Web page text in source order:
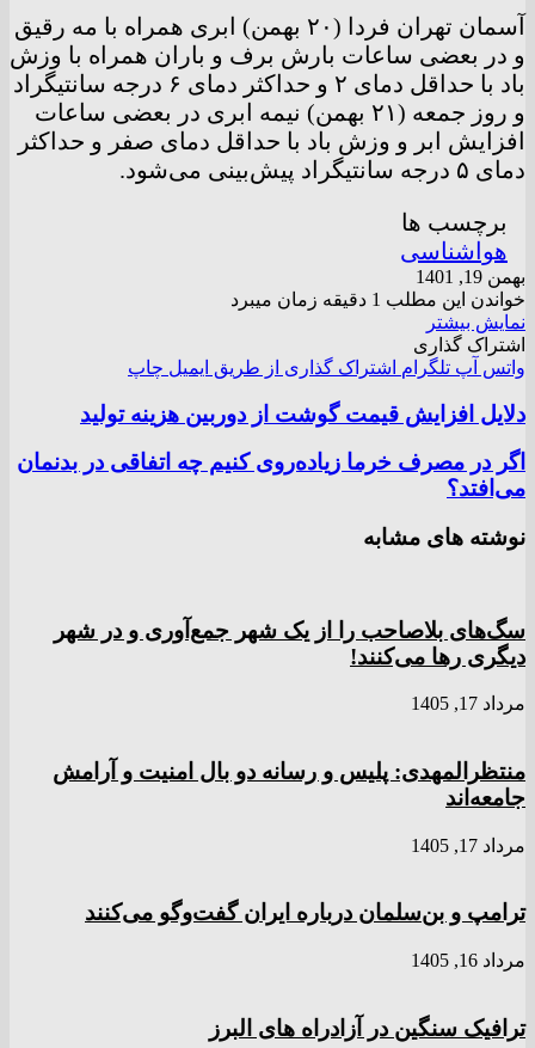
آسمان تهران فردا (۲۰ بهمن) ابری همراه با مه رقیق
و در بعضی ساعات بارش برف و باران همراه با وزش
باد با حداقل دمای ۲ و حداکثر دمای ۶ درجه سانتیگراد
و روز جمعه (۲۱ بهمن) نیمه ابری در بعضی ساعات
افزایش ابر و وزش باد با حداقل دمای صفر و حداکثر
دمای ۵ درجه سانتیگراد پیش‌بینی می‌شود.
برچسب ها
هواشناسی
بهمن 19, 1401
خواندن این مطلب 1 دقیقه زمان میبرد
نمایش بیشتر
اشتراک گذاری
واتس آپ تلگرام اشتراک گذاری از طریق ایمیل چاپ
دلایل افزایش قیمت گوشت از دوربین هزینه‌ تولید
اگر در مصرف خرما زیاده‌روی کنیم چه اتفاقی در بدنمان
می‌افتد؟
نوشته های مشابه
سگ‌های بلاصاحب را از یک شهر جمع‌آوری و در شهر
دیگری رها می‌کنند!
مرداد 17, 1405
منتظرالمهدی: پلیس و رسانه دو بال امنیت و آرامش
جامعه‌اند
مرداد 17, 1405
ترامپ و بن‌سلمان درباره ایران گفت‌و‌گو می‌کنند
مرداد 16, 1405
ترافیک سنگین در آزادراه های البرز